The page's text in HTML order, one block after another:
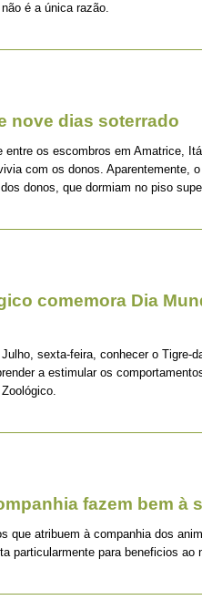
é a única razão.
nove dias soterrado
entre os escombros em Amatrice,
com os donos. Aparentemente,
donos, que dormiam no piso
comemora Dia
sexta-feira, conhecer o Tigre-
a estimular os
fazem bem à
que atribuem à companhia dos
particularmente para beneficios